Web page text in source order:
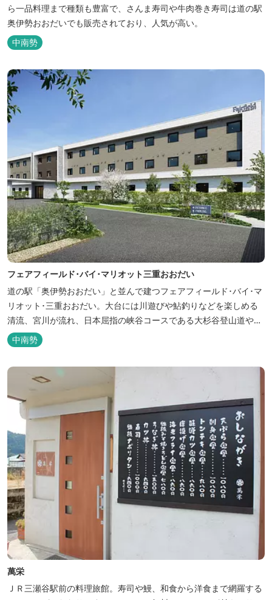
ら一品料理まで種類も豊富で、さんま寿司や牛肉巻き寿司は道の駅
奥伊勢おおだいでも販売されており、人気が高い。
中南勢
フェアフィールド･バイ･マリオット三重おおだい
道の駅「奥伊勢おおだい」と並んで建つフェアフィールド･バイ･マ
リオット･三重おおだい。大台には川遊びや鮎釣りなどを楽しめる
清流、宮川が流れ、日本屈指の峡谷コースである大杉谷登山道や、
登山初心者から楽しめる総門山など、表情豊かな山々が連なりま
す。 日本の滝百選に選ばれている七ッ釜滝など、大自然が作り出す
点として、当ホテルは快適さを追...
中南勢
萬栄
ＪＲ三瀬谷駅前の料理旅館。寿司や鰻、和食から洋食まで網羅する